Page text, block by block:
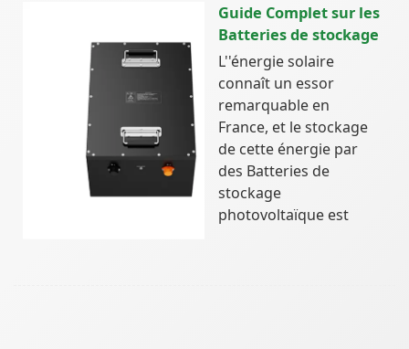
Guide Complet sur les
Batteries de stockage
L''énergie solaire
connaît un essor
remarquable en
France, et le stockage
de cette énergie par
des Batteries de
stockage
photovoltaïque est